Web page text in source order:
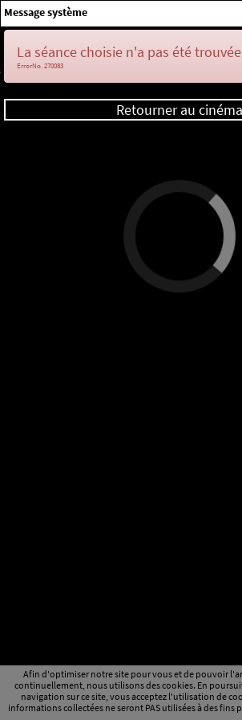
Afin d'optimiser notre site pour vous et de pouvoir
continuellement, nous utilisons des cookies. En
navigation sur ce site, vous acceptez l'utilisation de
informations collectées ne seront PAS utilisées à des fins
Message système
La séance choisie n'a pas été trouvée
ErrorNo. 270083
Retourner au cinéma